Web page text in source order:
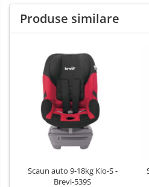
Produse similare
Scaun auto 9-18kg Kio-S -
Brevi-539S